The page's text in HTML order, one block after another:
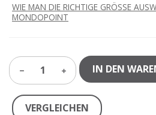
WIE MAN DIE RICHTIGE GRÖSSE
MONDOPOINT
1 IN DEN
VERGLEICHEN